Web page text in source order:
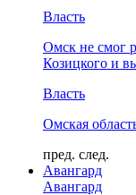
Власть
Омск не смог
Козицкого и
Власть
Омская
пред. след.
Авангард
Авангард